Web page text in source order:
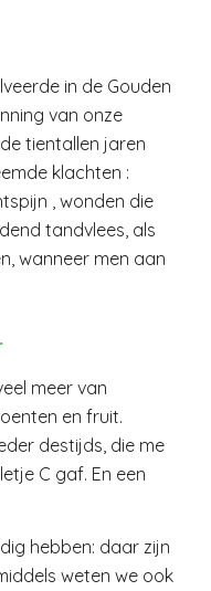
in de Gouden
van onze
tientallen jaren
klachten :
, wonden die
tandvlees, als
wanneer men aan
meer van
en fruit.
destijds, die me
C gaf. En een
hebben: daar zijn
weten we ook